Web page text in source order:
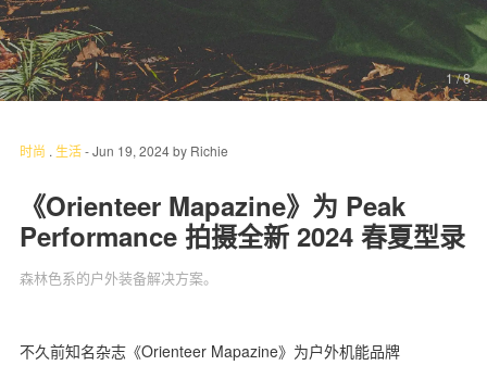
1/ 8
时尚 . 生活-Jun 19, 2024by Richie
《Orienteer Mapazine》为 Peak
Performance 拍摄全新 2024 春夏型录
森林色系的户外装备解决方案。
不久前知名杂志《Orienteer Mapazine》为户外机能品牌